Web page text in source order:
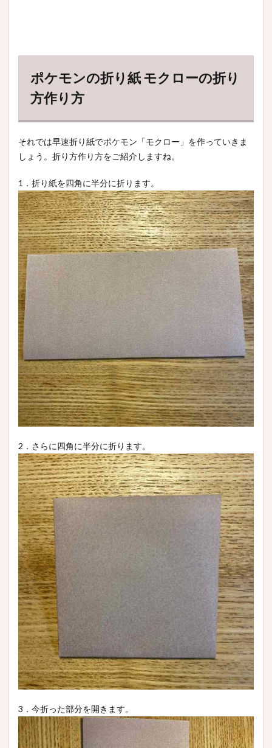
ポケモンの折り紙 モクローの折り
方作り方
それでは早速折り紙でポケモン「モクロー」を作っていきま
しょう。折り方作り方をご紹介しますね。
1．折り紙を四角に半分に折ります。
2．さらに四角に半分に折ります。
3．今折った部分を開きます。